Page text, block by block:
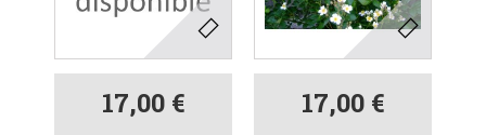
17,00 € 17,00 €